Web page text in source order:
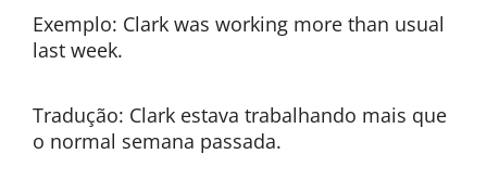
Exemplo: Clark was working more than usual
last week.
Tradução: Clark estava trabalhando mais que
o normal semana passada.